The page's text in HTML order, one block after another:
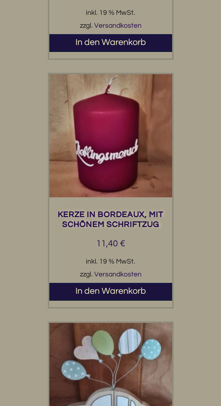
inkl. 19 % MwSt.
zzgl. Versandkosten
In den Warenkorb
KERZE IN BORDEAUX, MIT
SCHÖNEM SCHRIFTZUG
11,40 €
inkl. 19 % MwSt.
zzgl. Versandkosten
In den Warenkorb